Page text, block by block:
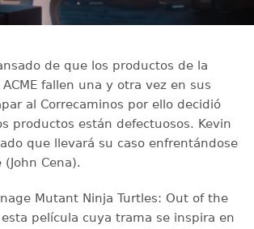
de que los productos de la
fallen una y otra vez en sus
al Correcaminos por ello decidió
productos están defectuosos. Kevin
que llevará su caso enfrentándose
Cena).
Mutant Ninja Turtles: Out of the
película cuya trama se inspira en